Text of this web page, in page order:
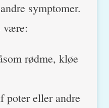
symptomer.
være:
rødme, kløe
poter eller andre